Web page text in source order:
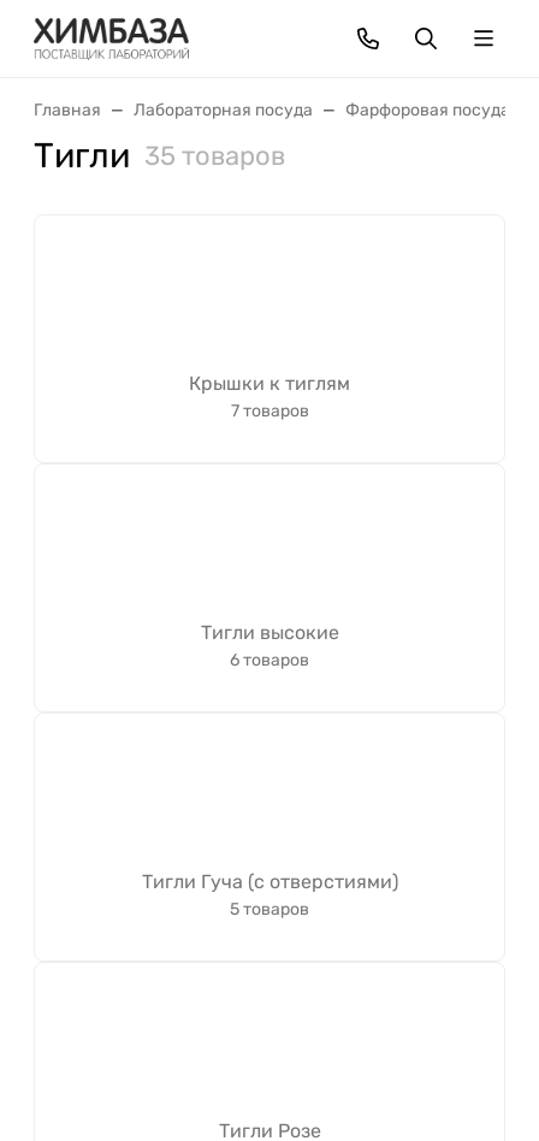
Главная Лабораторная посуда Фарфоровая посуда
Тигли 35 товаров
Крышки к тиглям
7 товаров
Тигли высокие
6 товаров
Тигли Гуча (с отверстиями)
5 товаров
Тигли Розе